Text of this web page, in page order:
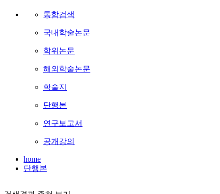
통합검색
국내학술논문
학위논문
해외학술논문
학술지
단행본
연구보고서
공개강의
home
단행본